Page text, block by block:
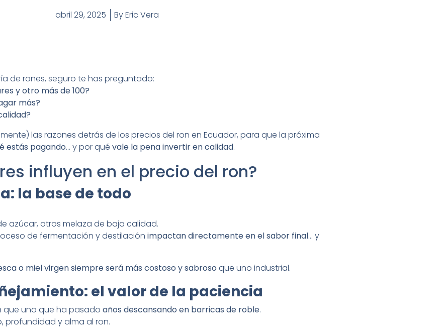
abril 29, 2025 ByEric Vera
de rones, seguro te has preguntado:
y otro más de 100?
más?
las razones detrás de los precios del ron en Ecuador, para que la próxima
estás pagando… y por qué vale la pena invertir en calidad.
influyen en el precio del ron?
la base de todo
azúcar, otros melaza de baja calidad.
de fermentación y destilación impactan directamente en el sabor final… y
o miel virgen siempre será más costoso y sabroso que uno industrial.
el valor de la paciencia
que uno que ha pasado años descansando en barricas de roble.
profundidad y alma al ron.